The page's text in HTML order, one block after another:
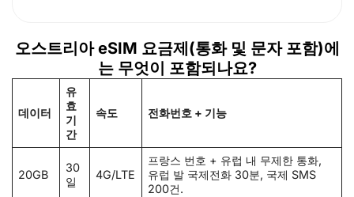
오스트리아 eSIM 요금제(통화 및 문자 포함)에
는 무엇이 포함되나요?
데이터
유
효
기
간
속도 전화번호 + 기능
20GB
30
일
4G/LTE
프랑스 번호 + 유럽 내 무제한 통화,
유럽 발 국제전화 30분, 국제 SMS
200건.